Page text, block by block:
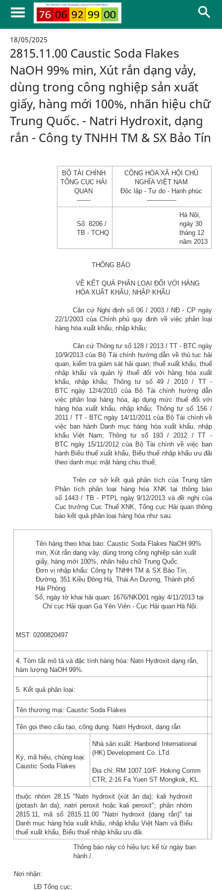
18/05/2025
2815.11.00 Caustic Soda Flakes
NaOH 99% min, Xút rắn dạng vảy,
dùng trong công nghiệp sản xuất
giấy, hàng mới 100%, nhãn hiệu chữ
Trung Quốc. - Natri Hydroxit, dạng
rắn - Công ty TNHH TM & SX Bảo Tín
BỘ TÀI CHÍNH
TỔNG CỤC HẢI
QUAN
-------
CỘNG HÒA XÃ HỘI CHỦ
NGHĨA VIỆT NAM
Độc lập - Tự do - Hạnh phúc
---------------
Số:8206 /
TB - TCHQ
Hà Nội,
ngày 30
tháng 12
năm 2013
THÔNG BÁO
VỀ KẾT QUẢ PHÂN LOẠI ĐỐI VỚI HÀNG
HÓA XUẤT KHẨU, NHẬP KHẨU
Căn cứ Nghị định số 06 / 2003 / NĐ - CPngày
22/1/2003 của Chính phủ quy định về việc phân loại
hàng hóa xuất khẩu, nhập khẩu;
Căn cứ Thông tư số 128 / 2013 / TT - BTCngày
10/9/2013 của Bộ Tài chính hướng dẫn về thủ tục hải
quan, kiểm tra giám sát hải quan; thuế xuất khẩu, thuế
nhập khẩu và quản lý thuế đối với hàng hóa xuất
khẩu, nhập khẩu; Thông tư số49 / 2010 / TT -
BTCngày 12/4/2010 của Bộ Tài chính hướng dẫn
việc phân loại hàng hóa, áp dụng mức thuế đối với
hàng hóa xuất khẩu, nhập khẩu; Thông tư số 156 /
2011 / TT - BTCngày 14/11/2011 của Bộ Tài chính về
việc ban hành Danh mục hàng hóa xuất khẩu, nhập
khẩu Việt Nam; Thông tư số 193 / 2012 / TT -
BTC ngày 15/11/2012 của Bộ Tài chính về việc ban
hành Biểu thuế xuất khẩu, Biểu thuế nhập khẩu ưu đãi
theo danh mục mặt hàng chịu thuế;
Trên cơ sở kết quả phân tích của Trung tâm
Phân tích phân loại hàng hóa XNK tại thông báo
số 1443 / TB - PTPLngày 9/12/2013 và đề nghị của
Cục trưởng Cục Thuế XNK, Tổng cục Hải quan thông
báo kết quả phân loại hàng hóa như sau:
Tên hàng theo khai báo: Caustic Soda Flakes NaOH 99%
min, Xút rắn dạng vảy, dùng trong công nghiệp sản xuất
giấy, hàng mới 100%, nhãn hiệu chữ Trung Quốc.
Đơn vị nhập khẩu: Công ty TNHH TM & SX Bảo Tín,
Đường, 351 Kiều Đông Hà, Thái An Dương, Thành phố
Hải Phòng.
Số, ngày tờ khai hải quan: 1676/NKD01 ngày 4/11/2013 tại
Chi cục Hải quan Ga Yên Viên - Cục Hải quan Hà Nội.
MST: 0200820497
4. Tóm tắt mô tả và đặc tính hàng hóa: Natri Hydroxit dạng rắn,
hàm lượng NaOH 99%.
5. Kết quả phân loại:
Tên thương mại: Caustic Soda Flakes
Tên gọi theo cấu tạo, công dụng: Natri Hydroxit, dạng rắn
Ký, mã hiệu, chủng loại:
Caustic Soda Flakes
Nhà sản xuất: Hanbond International
(HK) Development Co. LTd.
Địa chỉ: RM 1007 10/F. Hoking Comm
CTR, 2-16 Fa Yuen ST Mongkok, KL.
thuộc nhóm 28.15 "Natri hydroxit (xút ăn da); kali hydroxit
(potash ăn da); natri peroxit hoặc kali peroxit"; phân nhóm
2815.11, mã số 2815.11.00 "Natri hydroxit (dạng rắn)" tại
Danh mục hàng hóa xuất khẩu, nhập khẩu Việt Nam và Biểu
thuế xuất khẩu, Biểu thuế nhập khẩu ưu đãi.
Thông báo này có hiệu lực kể từ ngày ban
hành./.
Nơi nhận:
LĐ Tổng cục;